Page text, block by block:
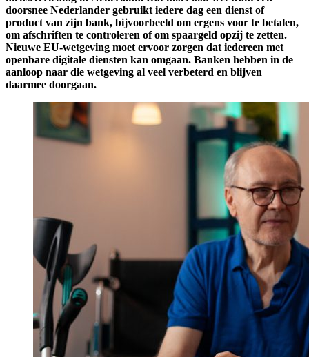
doorsnee Nederlander gebruikt iedere dag een dienst of
product van zijn bank, bijvoorbeeld om ergens voor te betalen,
om afschriften te controleren of om spaargeld opzij te zetten.
Nieuwe EU-wetgeving moet ervoor zorgen dat iedereen met
openbare digitale diensten kan omgaan. Banken hebben in de
aanloop naar die wetgeving al veel verbeterd en blijven
daarmee doorgaan.